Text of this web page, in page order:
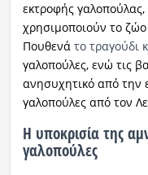
εκτροφής
χρησιμοποιούν το
Πουθενά το τραγούδι
γαλοπούλες, ενώ τις
ανησυχητικό από την
γαλοπούλες από τον
Η υποκρισία της
γαλοπούλες